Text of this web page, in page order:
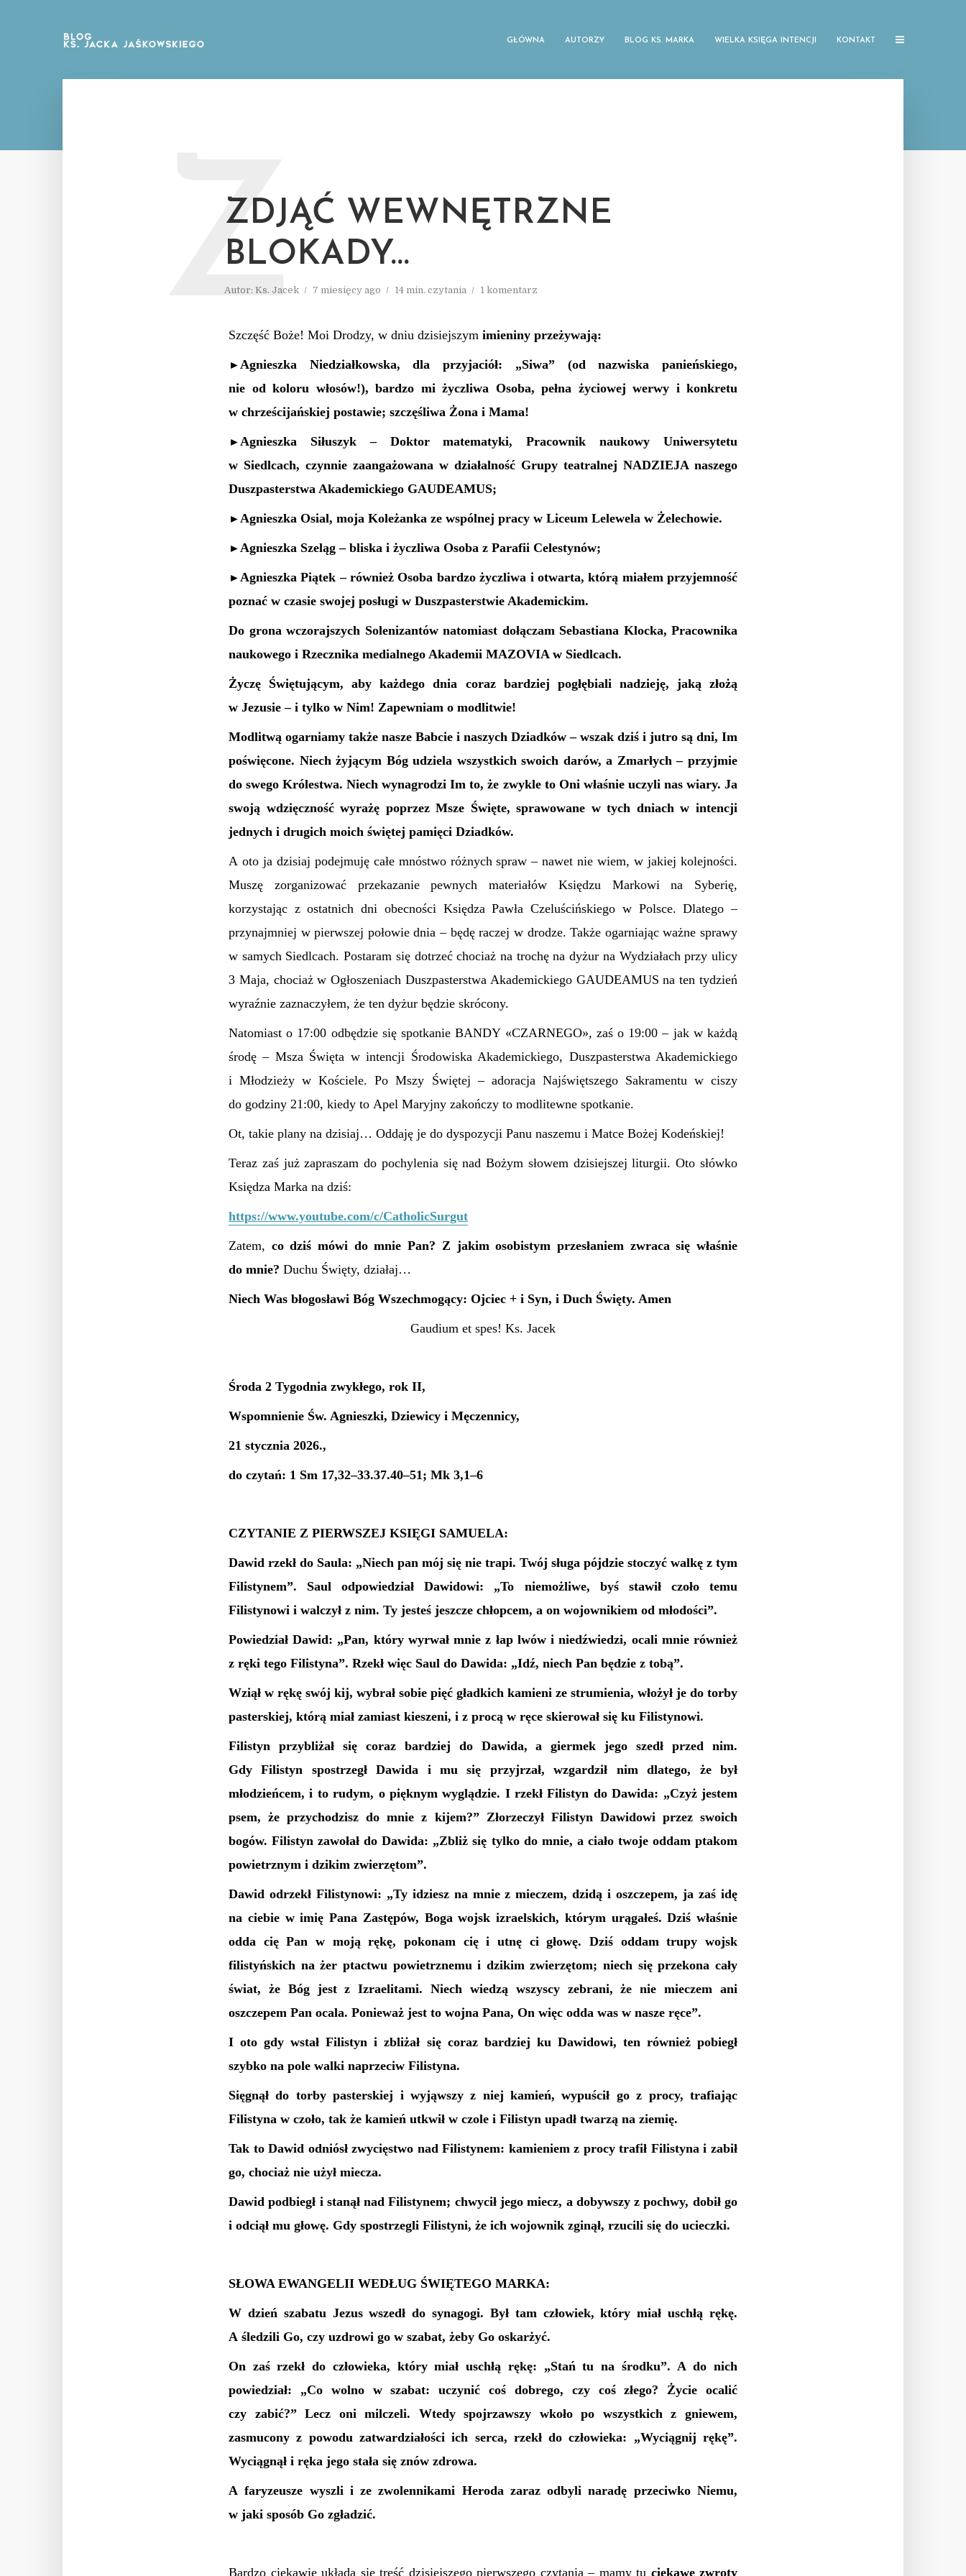
GŁÓWNA AUTORZY BLOG KS. MARKA WIELKA KSIĘGA INTENCJI KONTAKT
ZDJĄĆ WEWNĘTRZNE
BLOKADY…
Autor: Ks. Jacek 7 miesięcy ago 14 min. czytania 1 komentarz
Z
Szczęść Boże! Moi Drodzy, w dniu dzisiejszym imieniny przeżywają:
►Agnieszka Niedziałkowska, dla przyjaciół: „Siwa” (od nazwiska panieńskiego,
nie od koloru włosów!), bardzo mi życzliwa Osoba, pełna życiowej werwy i konkretu
w chrześcijańskiej postawie; szczęśliwa Żona i Mama!
►Agnieszka Siłuszyk – Doktor matematyki, Pracownik naukowy Uniwersytetu
w Siedlcach, czynnie zaangażowana w działalność Grupy teatralnej NADZIEJA naszego
Duszpasterstwa Akademickiego GAUDEAMUS;
►Agnieszka Osial, moja Koleżanka ze wspólnej pracy w Liceum Lelewela w Żelechowie.
►Agnieszka Szeląg – bliska i życzliwa Osoba z Parafii Celestynów;
►Agnieszka Piątek – również Osoba bardzo życzliwa i otwarta, którą miałem przyjemność
poznać w czasie swojej posługi w Duszpasterstwie Akademickim.
Do grona wczorajszych Solenizantów natomiast dołączam Sebastiana Klocka, Pracownika
naukowego i Rzecznika medialnego Akademii MAZOVIA w Siedlcach.
Życzę Świętującym, aby każdego dnia coraz bardziej pogłębiali nadzieję, jaką złożą
w Jezusie – i tylko w Nim! Zapewniam o modlitwie!
Modlitwą ogarniamy także nasze Babcie i naszych Dziadków – wszak dziś i jutro są dni, Im
poświęcone. Niech żyjącym Bóg udziela wszystkich swoich darów, a Zmarłych – przyjmie
do swego Królestwa. Niech wynagrodzi Im to, że zwykle to Oni właśnie uczyli nas wiary. Ja
swoją wdzięczność wyrażę poprzez Msze Święte, sprawowane w tych dniach w intencji
jednych i drugich moich świętej pamięci Dziadków.
A oto ja dzisiaj podejmuję całe mnóstwo różnych spraw – nawet nie wiem, w jakiej kolejności.
Muszę zorganizować przekazanie pewnych materiałów Księdzu Markowi na Syberię,
korzystając z ostatnich dni obecności Księdza Pawła Czeluścińskiego w Polsce. Dlatego –
przynajmniej w pierwszej połowie dnia – będę raczej w drodze. Także ogarniając ważne sprawy
w samych Siedlcach. Postaram się dotrzeć chociaż na trochę na dyżur na Wydziałach przy ulicy
3 Maja, chociaż w Ogłoszeniach Duszpasterstwa Akademickiego GAUDEAMUS na ten tydzień
wyraźnie zaznaczyłem, że ten dyżur będzie skrócony.
Natomiast o 17:00 odbędzie się spotkanie BANDY «CZARNEGO», zaś o 19:00 – jak w każdą
środę – Msza Święta w intencji Środowiska Akademickiego, Duszpasterstwa Akademickiego
i Młodzieży w Kościele. Po Mszy Świętej – adoracja Najświętszego Sakramentu w ciszy
do godziny 21:00, kiedy to Apel Maryjny zakończy to modlitewne spotkanie.
Ot, takie plany na dzisiaj… Oddaję je do dyspozycji Panu naszemu i Matce Bożej Kodeńskiej!
Teraz zaś już zapraszam do pochylenia się nad Bożym słowem dzisiejszej liturgii. Oto słówko
Księdza Marka na dziś:
https://www.youtube.com/c/CatholicSurgut
Zatem, co dziś mówi do mnie Pan? Z jakim osobistym przesłaniem zwraca się właśnie
do mnie? Duchu Święty, działaj…
Niech Was błogosławi Bóg Wszechmogący: Ojciec + i Syn, i Duch Święty. Amen
Gaudium et spes! Ks. Jacek
Środa 2 Tygodnia zwykłego, rok II,
Wspomnienie Św. Agnieszki, Dziewicy i Męczennicy,
21 stycznia 2026.,
do czytań: 1 Sm 17,32–33.37.40–51; Mk 3,1–6
CZYTANIE Z PIERWSZEJ KSIĘGI SAMUELA:
Dawid rzekł do Saula: „Niech pan mój się nie trapi. Twój sługa pójdzie stoczyć walkę z tym
Filistynem”. Saul odpowiedział Dawidowi: „To niemożliwe, byś stawił czoło temu
Filistynowi i walczył z nim. Ty jesteś jeszcze chłopcem, a on wojownikiem od młodości”.
Powiedział Dawid: „Pan, który wyrwał mnie z łap lwów i niedźwiedzi, ocali mnie również
z ręki tego Filistyna”. Rzekł więc Saul do Dawida: „Idź, niech Pan będzie z tobą”.
Wziął w rękę swój kij, wybrał sobie pięć gładkich kamieni ze strumienia, włożył je do torby
pasterskiej, którą miał zamiast kieszeni, i z procą w ręce skierował się ku Filistynowi.
Filistyn przybliżał się coraz bardziej do Dawida, a giermek jego szedł przed nim.
Gdy Filistyn spostrzegł Dawida i mu się przyjrzał, wzgardził nim dlatego, że był
młodzieńcem, i to rudym, o pięknym wyglądzie. I rzekł Filistyn do Dawida: „Czyż jestem
psem, że przychodzisz do mnie z kijem?” Złorzeczył Filistyn Dawidowi przez swoich
bogów. Filistyn zawołał do Dawida: „Zbliż się tylko do mnie, a ciało twoje oddam ptakom
powietrznym i dzikim zwierzętom”.
Dawid odrzekł Filistynowi: „Ty idziesz na mnie z mieczem, dzidą i oszczepem, ja zaś idę
na ciebie w imię Pana Zastępów, Boga wojsk izraelskich, którym urągałeś. Dziś właśnie
odda cię Pan w moją rękę, pokonam cię i utnę ci głowę. Dziś oddam trupy wojsk
filistyńskich na żer ptactwu powietrznemu i dzikim zwierzętom; niech się przekona cały
świat, że Bóg jest z Izraelitami. Niech wiedzą wszyscy zebrani, że nie mieczem ani
oszczepem Pan ocala. Ponieważ jest to wojna Pana, On więc odda was w nasze ręce”.
I oto gdy wstał Filistyn i zbliżał się coraz bardziej ku Dawidowi, ten również pobiegł
szybko na pole walki naprzeciw Filistyna.
Sięgnął do torby pasterskiej i wyjąwszy z niej kamień, wypuścił go z procy, trafiając
Filistyna w czoło, tak że kamień utkwił w czole i Filistyn upadł twarzą na ziemię.
Tak to Dawid odniósł zwycięstwo nad Filistynem: kamieniem z procy trafił Filistyna i zabił
go, chociaż nie użył miecza.
Dawid podbiegł i stanął nad Filistynem; chwycił jego miecz, a dobywszy z pochwy, dobił go
i odciął mu głowę. Gdy spostrzegli Filistyni, że ich wojownik zginął, rzucili się do ucieczki.
SŁOWA EWANGELII WEDŁUG ŚWIĘTEGO MARKA:
W dzień szabatu Jezus wszedł do synagogi. Był tam człowiek, który miał uschłą rękę.
A śledzili Go, czy uzdrowi go w szabat, żeby Go oskarżyć.
On zaś rzekł do człowieka, który miał uschłą rękę: „Stań tu na środku”. A do nich
powiedział: „Co wolno w szabat: uczynić coś dobrego, czy coś złego? Życie ocalić
czy zabić?” Lecz oni milczeli. Wtedy spojrzawszy wkoło po wszystkich z gniewem,
zasmucony z powodu zatwardziałości ich serca, rzekł do człowieka: „Wyciągnij rękę”.
Wyciągnął i ręka jego stała się znów zdrowa.
A faryzeusze wyszli i ze zwolennikami Heroda zaraz odbyli naradę przeciwko Niemu,
w jaki sposób Go zgładzić.
Bardzo ciekawie układa się treść dzisiejszego pierwszego czytania – mamy tu ciekawe zwroty